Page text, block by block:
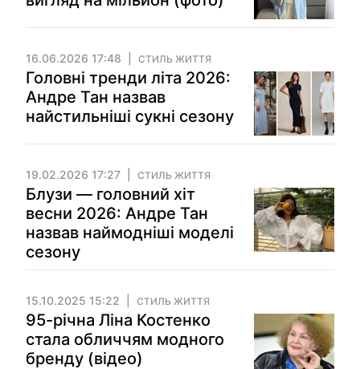
16.06.2026 17:48 СТИЛЬ ЖИТТЯ
Головні тренди літа 2026:
Андре Тан назвав
найстильніші сукні сезону
19.02.2026 17:27 СТИЛЬ ЖИТТЯ
Блузи — головний хіт
весни 2026: Андре Тан
назвав наймодніші моделі
сезону
15.10.2025 15:22 СТИЛЬ ЖИТТЯ
95-річна Ліна Костенко
стала обличчям модного
бренду (відео)